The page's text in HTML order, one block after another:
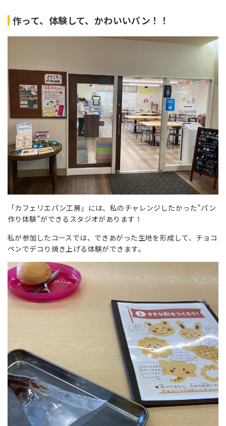
作って、体験して、かわいいパン！！
「カフェリエパン工房」には、私のチャレンジしたかった"パン
作り体験"ができるスタジオがあります！
私が参加したコースでは、できあがった生地を形成して、チョコ
ペンでデコり焼き上げる体験ができます。